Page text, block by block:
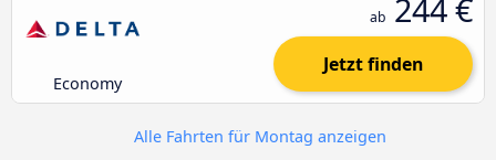
Economy
ab 244 €
Jetzt finden
Alle Fahrten für Montag anzeigen